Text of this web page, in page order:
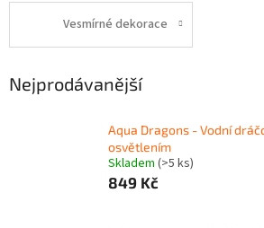
Vesmírné dekorace
Nejprodávanější
Aqua Dragons - Vodní
osvětlením
Skladem (>5 ks)
849 Kč